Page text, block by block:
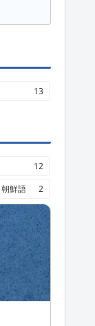
13
12
朝鮮語 2